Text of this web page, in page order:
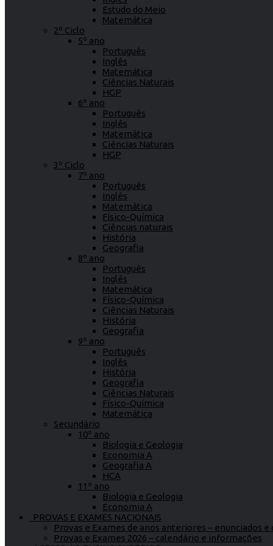
Estudo do Meio
Matemática
2º Ciclo
5º ano
Português
Inglês
Matemática
Ciências Naturais
HGP
6º ano
Português
Inglês
Matemática
Ciências Naturais
HGP
3º Ciclo
7º ano
Português
Inglês
Matemática
Físico-Química
Ciências naturais
História
Geografia
8º ano
Português
Inglês
Matemática
Físico-Química
Ciências Naturais
História
Geografia
9º ano
Português
Inglês
História
Geografia
Ciências Naturais
Físico-Química
Matemática
Secundário
10º ano
Biologia e Geologia
Economia A
Geografia A
HCA
11º ano
Biologia e Geologia
Economia A
PROVAS E EXAMES NACIONAIS
Provas e Exames de anos anteriores – enunciados
Provas e Exames 2026 – calendário e informações